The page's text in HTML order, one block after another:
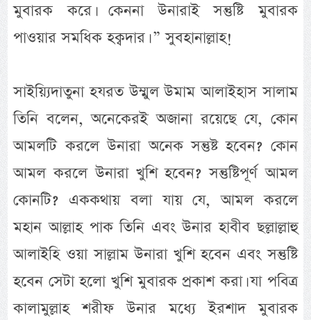
মুবারক করে। কেননা উনারাই সন্তুষ্টি মুবারক
পাওয়ার সমধিক হক্বদার। ” সুবহানাল্লাহ!
সাইয়্যিদাতুনা হযরত উম্মুল উমাম আলাইহাস সালাম
তিনি বলেন, অনেকেরই অজানা রয়েছে যে, কোন
আমলটি করলে উনারা অনেক সন্তুষ্ট হবেন? কোন
আমল করলে উনারা খুশি হবেন? সন্তুষ্টিপূর্ণ আমল
কোনটি? এককথায় বলা যায় যে, আমল করলে
মহান আল্লাহ পাক তিনি এবং উনার হাবীব ছল্লাল্লাহু
আলাইহি ওয়া সাল্লাম উনারা খুশি হবেন এবং সন্তুষ্টি
হবেন সেটা হলো খুশি মুবারক প্রকাশ করা। যা পবিত্র
কালামুল্লাহ শরীফ উনার মধ্যে ইরশাদ মুবারক